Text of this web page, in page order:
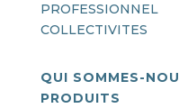
PROFESSIONNEL
COLLECTIVITES
QUI SOMMES-
PRODUITS